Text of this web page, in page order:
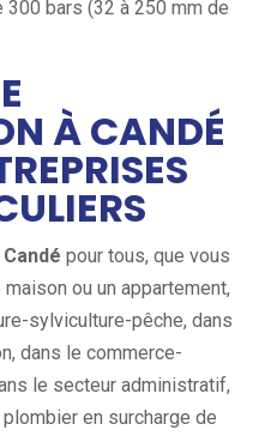
300 bars (32 à 250 mm de
À CANDÉ
pour tous, que vous
ou un appartement,
sylviculture-pêche, dans
dans le commerce-
le secteur administratif,
en surcharge de